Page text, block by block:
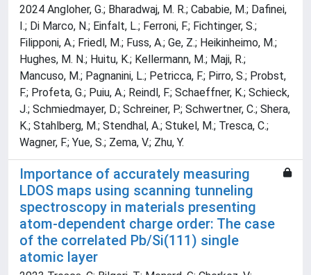
2024 Angloher, G.; Bharadwaj, M. R.; Cababie, M.; Dafinei,
I.; Di Marco, N.; Einfalt, L.; Ferroni, F.; Fichtinger, S.;
Filipponi, A.; Friedl, M.; Fuss, A.; Ge, Z.; Heikinheimo, M.;
Hughes, M. N.; Huitu, K.; Kellermann, M.; Maji, R.;
Mancuso, M.; Pagnanini, L.; Petricca, F.; Pirro, S.; Probst,
F.; Profeta, G.; Puiu, A.; Reindl, F.; Schaeffner, K.; Schieck,
J.; Schmiedmayer, D.; Schreiner, P.; Schwertner, C.; Shera,
K.; Stahlberg, M.; Stendhal, A.; Stukel, M.; Tresca, C.;
Wagner, F.; Yue, S.; Zema, V.; Zhu, Y.
Importance of accurately measuring
LDOS maps using scanning tunneling
spectroscopy in materials presenting
atom-dependent charge order: The case
of the correlated Pb/Si(111) single
atomic layer